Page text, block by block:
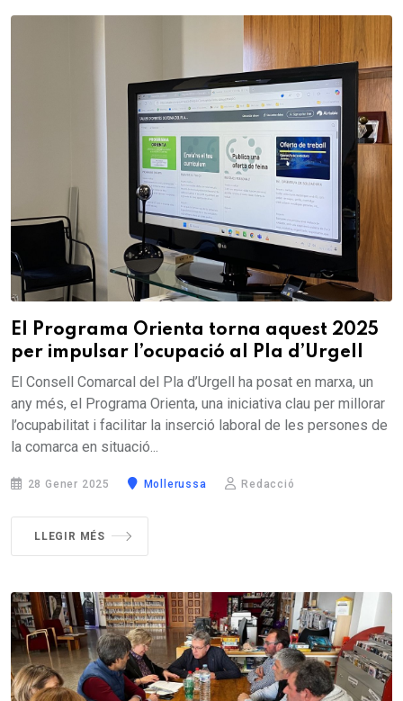
El Programa Orienta torna aquest 2025
per impulsar l’ocupació al Pla d’Urgell
El Consell Comarcal del Pla d’Urgell ha posat en marxa, un
any més, el Programa Orienta, una iniciativa clau per millorar
l’ocupabilitat i facilitar la inserció laboral de les persones de
la comarca en situació...
28 Gener 2025 Mollerussa Redacció
LLEGIR MÉS